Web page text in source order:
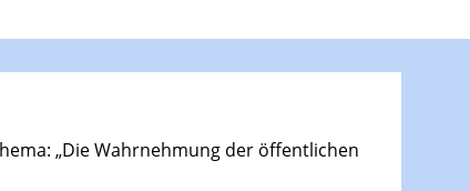
„Die Wahrnehmung der öffentlichen